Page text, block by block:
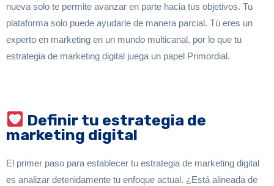
nueva solo te permite avanzar en parte hacia tus objetivos. Tu
plataforma solo puede ayudarle de manera parcial. Tú eres un
experto en marketing en un mundo multicanal, por lo que tu
estrategia de marketing digital juega un papel Primordial.
Definir tu estrategia de
marketing digital
El primer paso para establecer tu estrategia de marketing digital
es analizar detenidamente tu enfoque actual. ¿Está alineada de